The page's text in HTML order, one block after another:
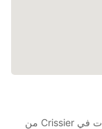
كن على استعداد لأي مهمة مع خدمة تأجير الشاحنات في Crissier من